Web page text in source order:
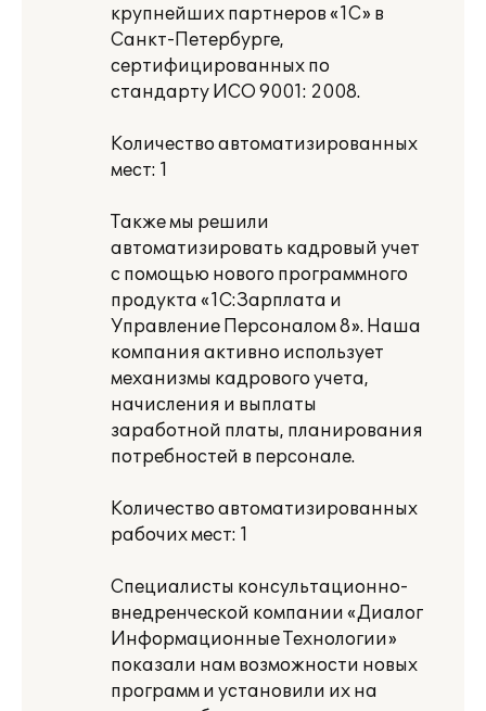
крупнейших партнеров «1С» в
Санкт-Петербурге,
сертифицированных по
стандарту ИСО 9001: 2008.
Количество автоматизированных
мест: 1
Также мы решили
автоматизировать кадровый учет
с помощью нового программного
продукта «1С:Зарплата и
Управление Персоналом 8». Наша
компания активно использует
механизмы кадрового учета,
начисления и выплаты
заработной платы, планирования
потребностей в персонале.
Количество автоматизированных
рабочих мест: 1
Специалисты консультационно-
внедренческой компании «Диалог
Информационные Технологии»
показали нам возможности новых
программ и установили их на